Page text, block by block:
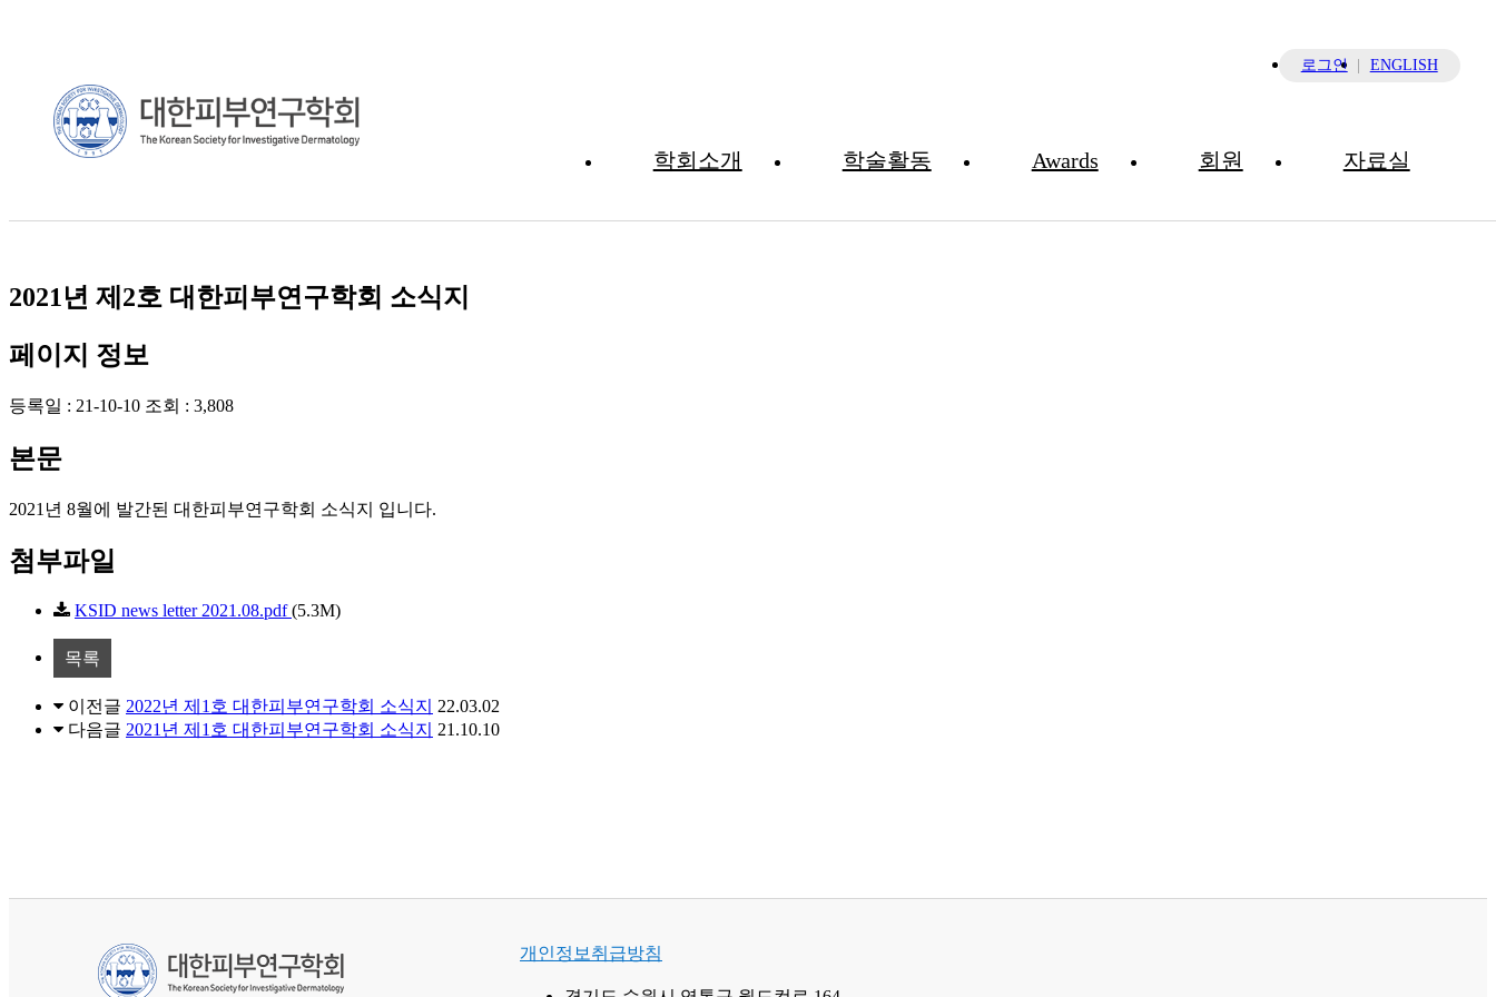
ENGLISH
로그인
학회소개 학술활동 Awards 회원 자료실
2021년 제2호 대한피부연구학회 소식지
페이지 정보
등록일 : 21-10-10 조회 : 3,808
본문
2021년 8월에 발간된 대한피부연구학회 소식지 입니다.
첨부파일
KSID news letter 2021.08.pdf(5.3M)
목록
이전글 2022년 제1호 대한피부연구학회 소식지
22.03.02
다음글 2021년 제1호 대한피부연구학회 소식지 21.10.10
개인정보취급방침